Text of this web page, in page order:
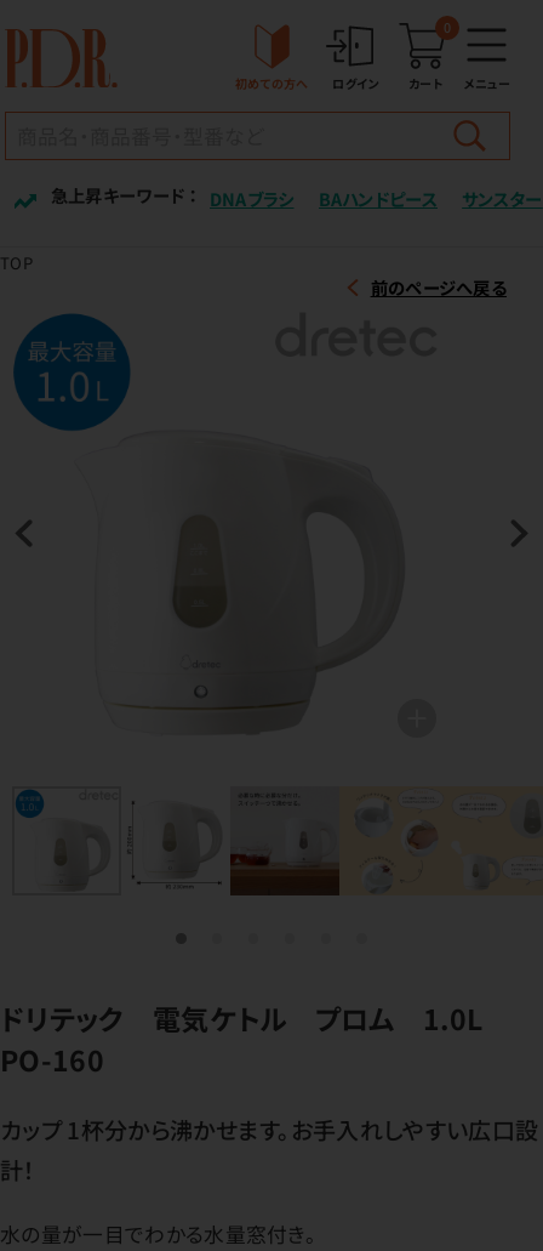
初めての方へ ログイン カート
0
メニュー
急上昇キーワード ： DNAブラシ BAハンドピース サンスター
TOP
前のページへ戻る
ドリテック 電気ケトル プロム 1.0L
PO-160
カップ 1杯分から沸かせます。お手入れしやすい広口設
計！
水の量が一目でわかる水量窓付き。